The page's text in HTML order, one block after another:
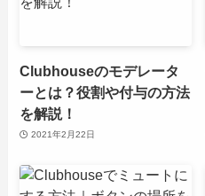
Clubhouseのモデレータ
ーとは？役割や付与の方法
を解説！
2021年2月22日